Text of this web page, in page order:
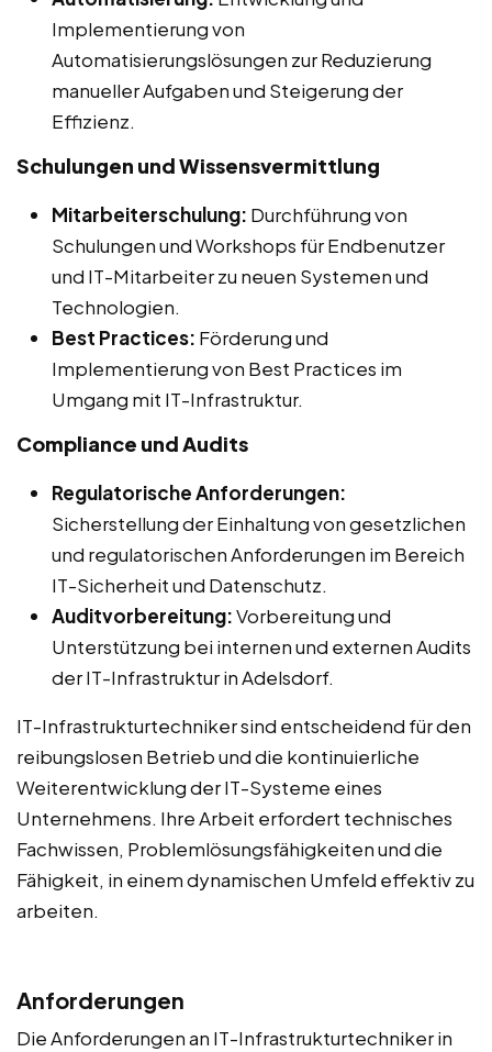
Implementierung von
Automatisierungslösungen zur Reduzierung
manueller Aufgaben und Steigerung der
Effizienz.
Schulungen und Wissensvermittlung
Mitarbeiterschulung: Durchführung von
Schulungen und Workshops für Endbenutzer
und IT-Mitarbeiter zu neuen Systemen und
Technologien.
Best Practices: Förderung und
Implementierung von Best Practices im
Umgang mit IT-Infrastruktur.
Compliance und Audits
Regulatorische Anforderungen:
Sicherstellung der Einhaltung von gesetzlichen
und regulatorischen Anforderungen im Bereich
IT-Sicherheit und Datenschutz.
Auditvorbereitung:Vorbereitung und
Unterstützung bei internen und externen Audits
der IT-Infrastruktur in Adelsdorf.
IT-Infrastrukturtechniker sind entscheidend für den
reibungslosen Betrieb und die kontinuierliche
Weiterentwicklung der IT-Systeme eines
Unternehmens. Ihre Arbeit erfordert technisches
Fachwissen, Problemlösungsfähigkeiten und die
Fähigkeit, in einem dynamischen Umfeld effektiv zu
arbeiten.
Anforderungen
Die Anforderungen an IT-Infrastrukturtechniker in